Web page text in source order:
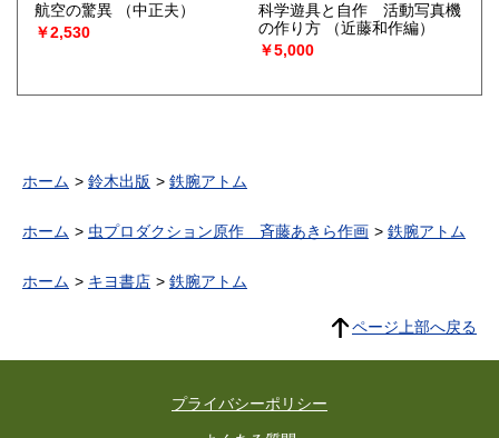
航空の驚異
（中正夫）
￥2,530
科学遊具と自作 活動写真機
の作り方
（近藤和作編）
￥5,000
ホーム 鈴木出版 鉄腕アトム
ホーム 虫プロダクション原作 斉藤あきら作画 鉄腕アトム
ホーム キヨ書店 鉄腕アトム
ページ上部へ戻る
プライバシーポリシー